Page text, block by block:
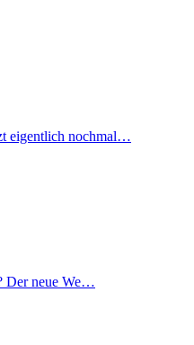
eigentlich nochmal…
Der neue We…